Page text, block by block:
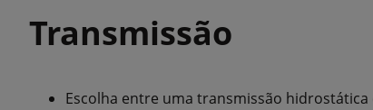
Transmissão
Escolha entre uma transmissão hidrostática